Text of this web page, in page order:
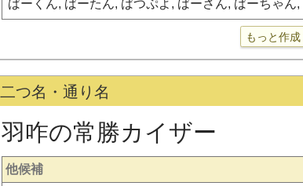
ばーくん, ばーたん, ばつぷよ, ばーさん, ばーちゃん
もっと作成
二つ名・通り名
羽咋の常勝カイザー
他候補